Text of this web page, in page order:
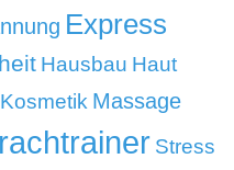
Express
Hausbau Haut
Kosmetik Massage
Stress